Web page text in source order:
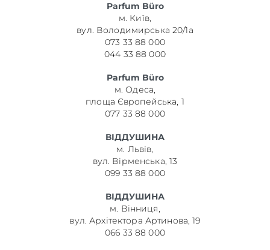
Parfum Büro
м. Київ,
вул. Володимирська 20/1а
073 33 88 000
044 33 88 000
Parfum Büro
м. Одеса,
площа Європейська, 1
077 33 88 000
ВІДДУШИНА
м. Львів,
вул. Вірменська, 13
099 33 88 000
ВІДДУШИНА
м. Вінниця,
вул. Архітектора Артинова, 19
066 33 88 000